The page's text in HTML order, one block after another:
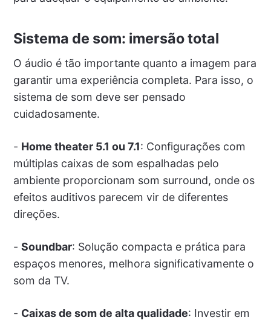
Sistema de som: imersão total
O áudio é tão importante quanto a imagem para
garantir uma experiência completa. Para isso, o
sistema de som deve ser pensado
cuidadosamente.
- Home theater 5.1 ou 7.1: Configurações com
múltiplas caixas de som espalhadas pelo
ambiente proporcionam som surround, onde os
efeitos auditivos parecem vir de diferentes
direções.
- Soundbar: Solução compacta e prática para
espaços menores, melhora significativamente o
som da TV.
- Caixas de som de alta qualidade: Investir em